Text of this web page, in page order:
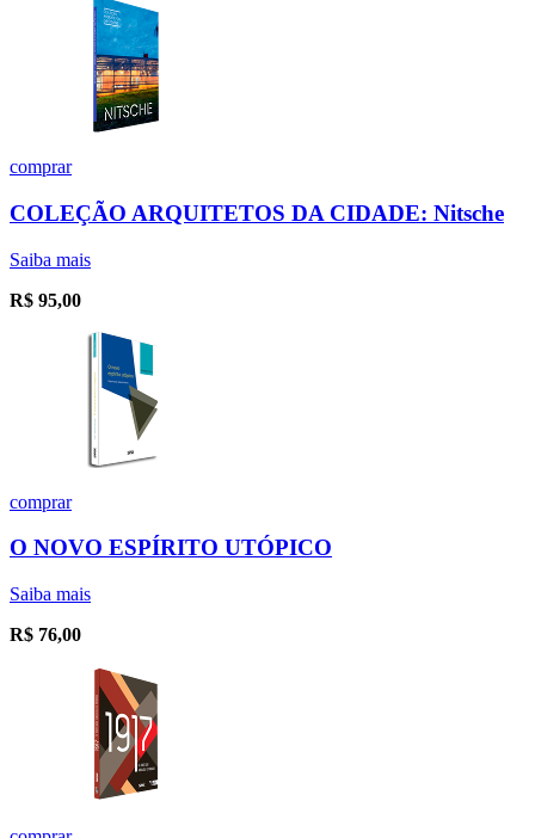
comprar
COLEÇÃO ARQUITETOS DA CIDADE: Nitsche
Saiba mais
R$ 95,00
comprar
O NOVO ESPÍRITO UTÓPICO
Saiba mais
R$ 76,00